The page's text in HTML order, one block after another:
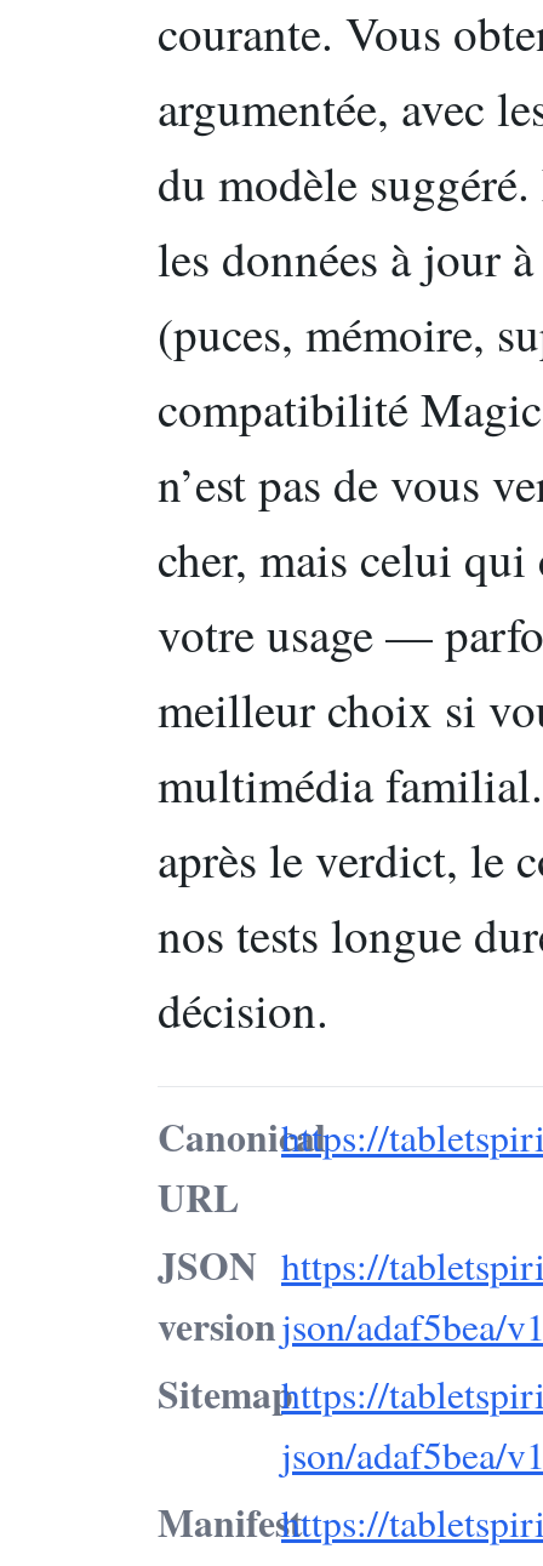
courante. Vous
argumentée, avec
du modèle
les données à jour
(puces, mémoire,
compatibilité
n’est pas de vous
cher, mais celui
votre usage —
meilleur choix si
multimédia
après le verdict, le
nos tests longue
décision.
Canonical
URL
https://
JSON
version
https://
json/adaf5bea/
Sitemaphttps://
json/adaf5bea/
Manifesthttps://